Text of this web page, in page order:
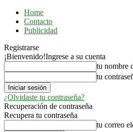
Home
Contacto
Publicidad
Registrarse
¡Bienvenido!Ingrese a su cuenta
tu nombre
tu
¿Olvidaste tu contraseña?
Recuperación de contraseña
Recupera tu contraseña
tu correo